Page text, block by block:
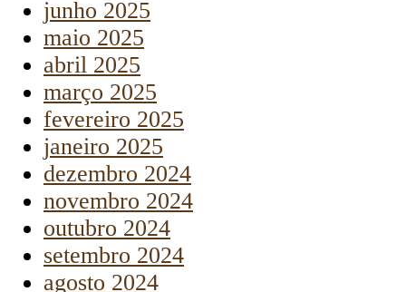
junho 2025
maio 2025
abril 2025
março 2025
fevereiro 2025
janeiro 2025
dezembro 2024
novembro 2024
outubro 2024
setembro 2024
agosto 2024